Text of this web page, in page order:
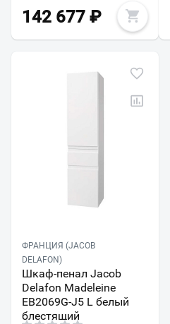
142 677 ₽
ФРАНЦИЯ (JACOB
DELAFON)
Шкаф-пенал Jacob
Delafon Madeleine
EB2069G-J5 L белый
блестящий